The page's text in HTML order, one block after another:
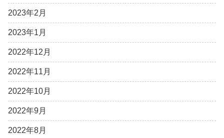
2023年2月
2023年1月
2022年12月
2022年11月
2022年10月
2022年9月
2022年8月